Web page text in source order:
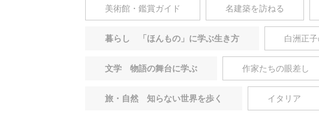
美術館・鑑賞ガイド 名建築を訪ねる
暮らし 「ほんもの」に学ぶ生き方 白洲正
文学 物語の舞台に学ぶ 作家たちの眼差し
旅・自然 知らない世界を歩く イタリア